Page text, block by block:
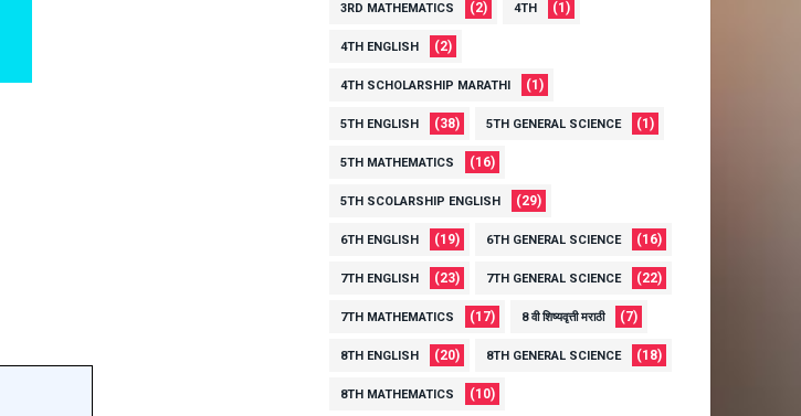
3RD MATHEMATICS (2) 4TH (1)
4TH ENGLISH (2)
4TH SCHOLARSHIP MARATHI (1)
5TH ENGLISH (38) 5TH GENERAL SCIENCE (1)
5TH MATHEMATICS (16)
5TH SCOLARSHIP ENGLISH (29)
6TH ENGLISH (19) 6TH GENERAL SCIENCE (16)
7TH ENGLISH (23) 7TH GENERAL SCIENCE (22)
7TH MATHEMATICS (17) 8 वी शिष्यवृत्ती मराठी (7)
8TH ENGLISH (20) 8TH GENERAL SCIENCE (18)
8TH MATHEMATICS (10)